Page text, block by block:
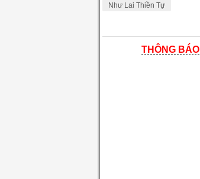
Như Lai Thiền Tự
THÔNG BÁO